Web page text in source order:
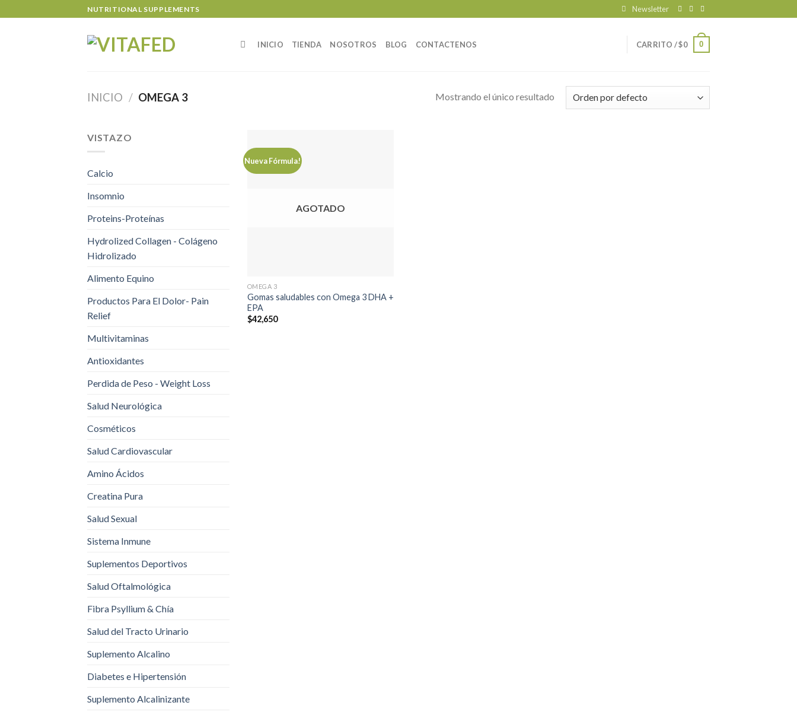
to
NUTRITIONAL SUPPLEMENTS Newsletter
INICIO TIENDA NOSOTROS BLOG CONTACTENOS CARRITO /$0 0
INICIO / OMEGA 3 Mostrando el único resultado
VISTAZO
Calcio
Insomnio
Proteins-Proteínas
Hydrolized Collagen - Colágeno
Hidrolizado
Alimento Equino
Productos Para El Dolor- Pain
Relief
Multivitaminas
Antioxidantes
Perdida de Peso - Weight Loss
Salud Neurológica
Cosméticos
Salud Cardiovascular
Amino Ácidos
Creatina Pura
Salud Sexual
Sistema Inmune
Suplementos Deportivos
Salud Oftalmológica
Fibra Psyllium & Chía
Salud del Tracto Urinario
Suplemento Alcalino
Diabetes e Hipertensión
Suplemento Alcalinizante
Nueva Fórmula!
AGOTADO
OMEGA 3
Gomas saludables con Omega 3 DHA +
EPA
$42,650